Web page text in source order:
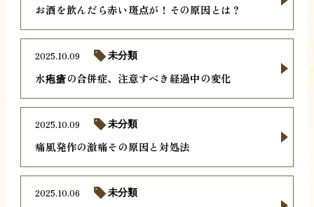
お酒を飲んだら赤い斑点が！その原因とは？
水疱瘡の合併症、注意すべき経過中の変化
2025.10.09 未分類
痛風発作の激痛その原因と対処法
2025.10.09 未分類
2025.10.06 未分類